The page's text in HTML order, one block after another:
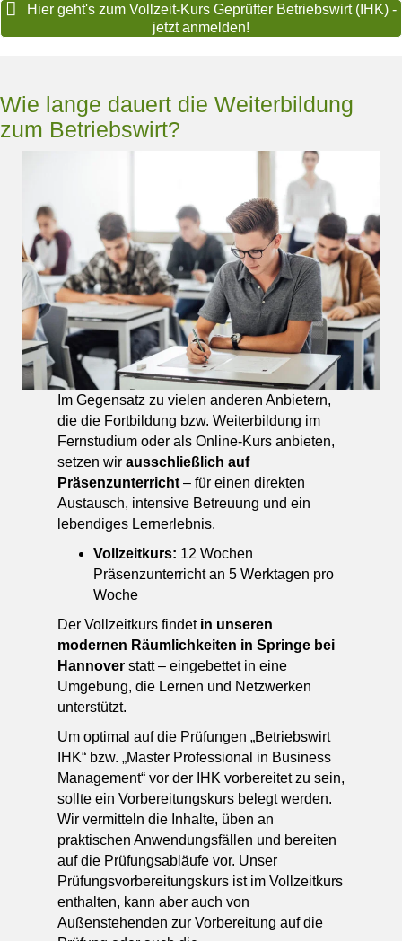
Hier geht's zum Vollzeit-Kurs Geprüfter Betriebswirt (IHK) -
jetzt anmelden!
Wie lange dauert die Weiterbildung
zum Betriebswirt?
Im Gegensatz zu vielen anderen Anbietern,
die die Fortbildung bzw. Weiterbildung im
Fernstudium oder als Online-Kurs anbieten,
setzen wir ausschließlich auf
Präsenzunterricht – für einen direkten
Austausch, intensive Betreuung und ein
lebendiges Lernerlebnis.
Vollzeitkurs: 12 Wochen
Präsenzunterricht an 5 Werktagen pro
Woche
Der Vollzeitkurs findet in unseren
modernen Räumlichkeiten in Springe bei
Hannover statt – eingebettet in eine
Umgebung, die Lernen und Netzwerken
unterstützt.
Um optimal auf die Prüfungen „Betriebswirt
IHK“ bzw. „Master Professional in Business
Management“ vor der IHK vorbereitet zu sein,
sollte ein Vorbereitungskurs belegt werden.
Wir vermitteln die Inhalte, üben an
praktischen Anwendungsfällen und bereiten
auf die Prüfungsabläufe vor. Unser
Prüfungsvorbereitungskurs ist im Vollzeitkurs
enthalten, kann aber auch von
Außenstehenden zur Vorbereitung auf die